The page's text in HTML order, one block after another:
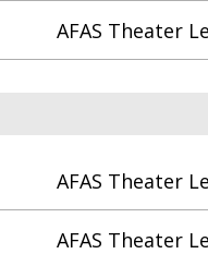
AFAS Theater
AFAS Theater
AFAS Theater